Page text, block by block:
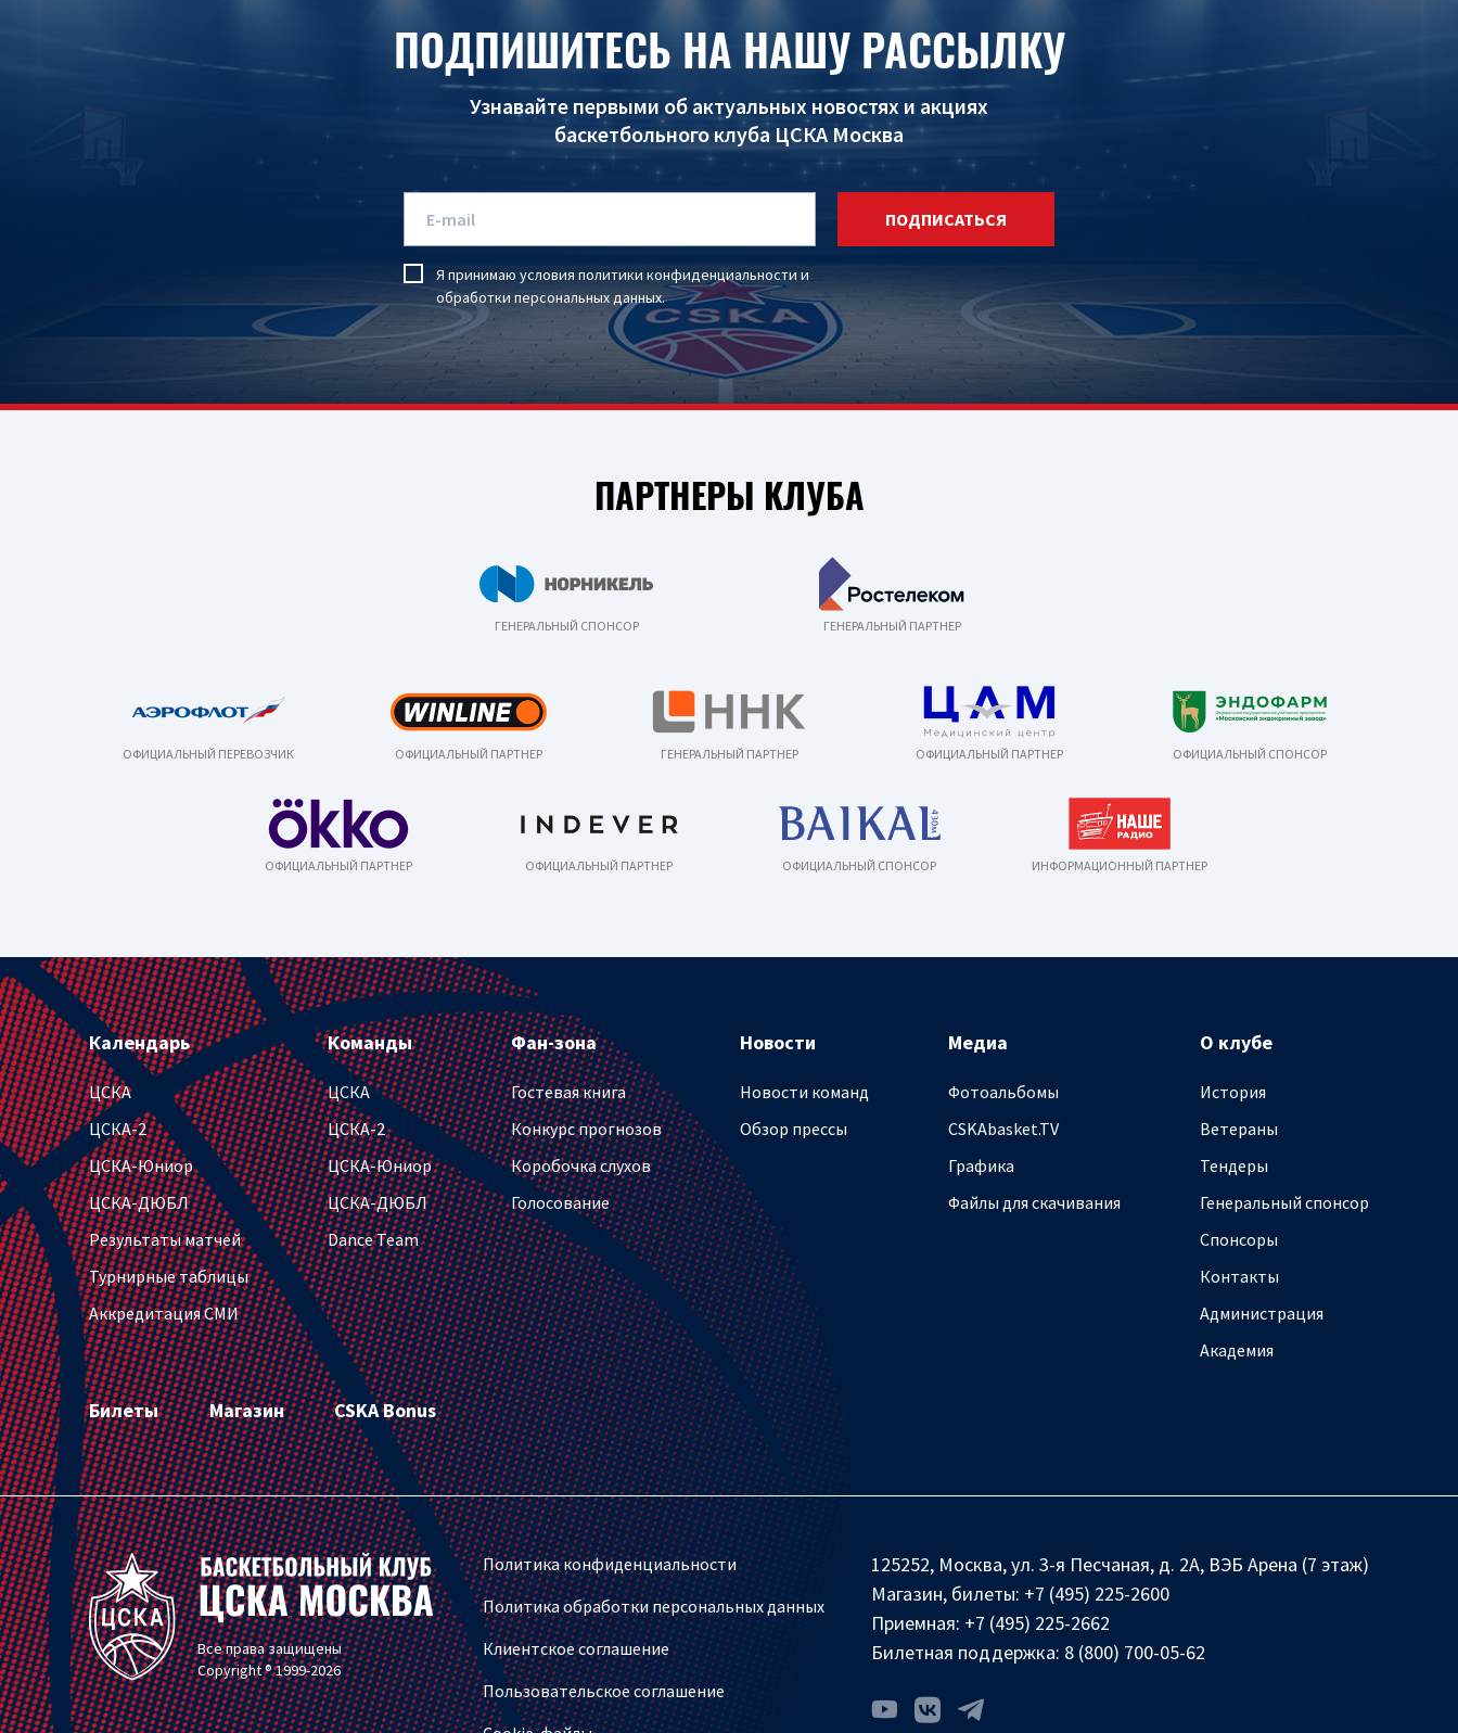
ПОДПИШИТЕСЬ НА НАШУ РАССЫЛКУ
Узнавайте первыми об актуальных новостях и акциях
баскетбольного клуба ЦСКА Москва
Я принимаю условия политики конфиденциальности и
обработки персональных данных.
ПОДПИСАТЬСЯ
ПАРТНЕРЫ КЛУБА
ГЕНЕРАЛЬНЫЙ СПОНСОР ГЕНЕРАЛЬНЫЙ ПАРТНЕР
ОФИЦИАЛЬНЫЙ ПЕРЕВОЗЧИК ОФИЦИАЛЬНЫЙ ПАРТНЕР ГЕНЕРАЛЬНЫЙ ПАРТНЕР ОФИЦИАЛЬНЫЙ ПАРТНЕР ОФИЦИАЛЬНЫЙ СПОНСОР
ОФИЦИАЛЬНЫЙ ПАРТНЕР ОФИЦИАЛЬНЫЙ ПАРТНЕР ОФИЦИАЛЬНЫЙ СПОНСОР ИНФОРМАЦИОННЫЙ ПАРТНЕР
Календарь
ЦСКА
ЦСКА-2
ЦСКА-Юниор
ЦСКА-ДЮБЛ
Результаты матчей
Турнирные таблицы
Аккредитация СМИ
Команды
ЦСКА
ЦСКА-2
ЦСКА-Юниор
ЦСКА-ДЮБЛ
Dance Team
Фан-зона
Гостевая книга
Конкурс прогнозов
Коробочка слухов
Голосование
Новости
Новости команд
Обзор прессы
Медиа
Фотоальбомы
CSKAbasket.TV
Графика
Файлы для скачивания
О клубе
История
Ветераны
Тендеры
Генеральный спонсор
Спонсоры
Контакты
Администрация
Академия
Билеты Магазин CSKA Bonus
Все права защищены
Copyright ® 1999-2026
Политика конфиденциальности
Политика обработки персональных данных
Клиентское соглашение
Пользовательское соглашение
125252, Москва, ул. 3-я Песчаная, д. 2А, ВЭБ Арена (7 этаж)
Магазин, билеты: +7 (495) 225-2600
Приемная: +7 (495) 225-2662
Билетная поддержка: 8 (800) 700-05-62